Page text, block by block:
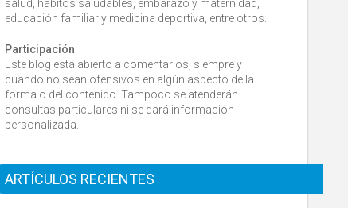
salud, hábitos saludables, embarazo y maternidad,
educación familiar y medicina deportiva, entre otros.
Participación
Este blog está abierto a comentarios, siempre y
cuando no sean ofensivos en algún aspecto de la
forma o del contenido. Tampoco se atenderán
consultas particulares ni se dará información
personalizada.
ARTÍCULOS RECIENTES